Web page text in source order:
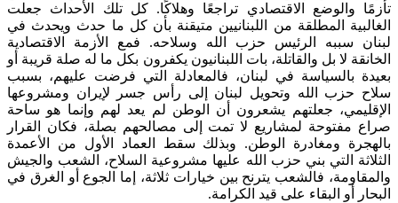
تأزمًا والوضع الاقتصادي تراجعًا وهلاكًا. كل تلك الأحداث جعلت
الغالبية المطلقة من اللبنانيين متيقنة بأن كل ما حدث ويحدث في
لبنان سببه الرئيس حزب الله وسلاحه. فمع الأزمة الاقتصادية
الخانقة لا بل والقاتلة، بات اللبنانيون يكفرون بكل ما له صلة قريبة أو
بعيدة بالسياسة في لبنان، فالمعادلة التي فرضت عليهم، بسبب
سلاح حزب الله وتحويل لبنان إلى رأس جسر لإيران ومشروعها
الإقليمي، جعلتهم يشعرون أن الوطن لم يعد لهم وإنما هو ساحة
صراع مفتوحة لمشاريع لا تمت إلى مصالحهم بصلة، فكان القرار
بالهجرة ومغادرة الوطن. وبذلك سقط العماد الأول من الأعمدة
الثلاثة التي بني حزب الله عليها مشروعية السلاح، الشعب والجيش
والمقاومة، فالشعب يترنح بين خيارات ثلاثة، إما الجوع أو الغرق في
البحار أو البقاء على قيد الكرامة.